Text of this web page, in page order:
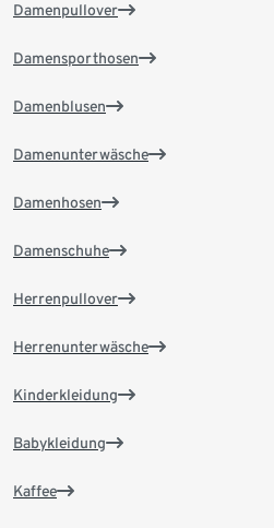
Damenpullover
Damensporthosen
Damenblusen
Damenunterwäsche
Damenhosen
Damenschuhe
Herrenpullover
Herrenunterwäsche
Kinderkleidung
Babykleidung
Kaffee